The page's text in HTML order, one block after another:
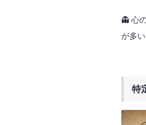
👻 心
が多い
特